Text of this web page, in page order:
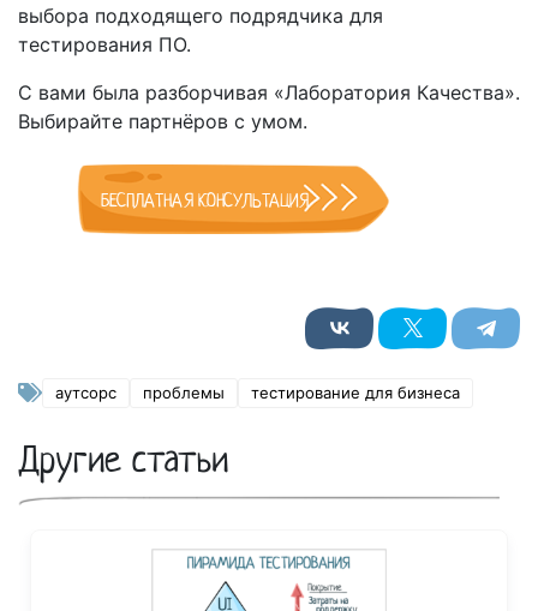
выбора подходящего подрядчика для
тестирования ПО.
С вами была разборчивая «Лаборатория Качества».
Выбирайте партнёров с умом.
БЕСПЛАТНАЯ КОНСУЛЬТАЦИЯ
аутсорс проблемы тестирование для бизнеса
Другие статьи